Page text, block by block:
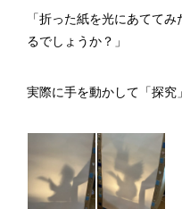
「折った紙を光にあてて
るでしょうか？」
実際に手を動かして「探究